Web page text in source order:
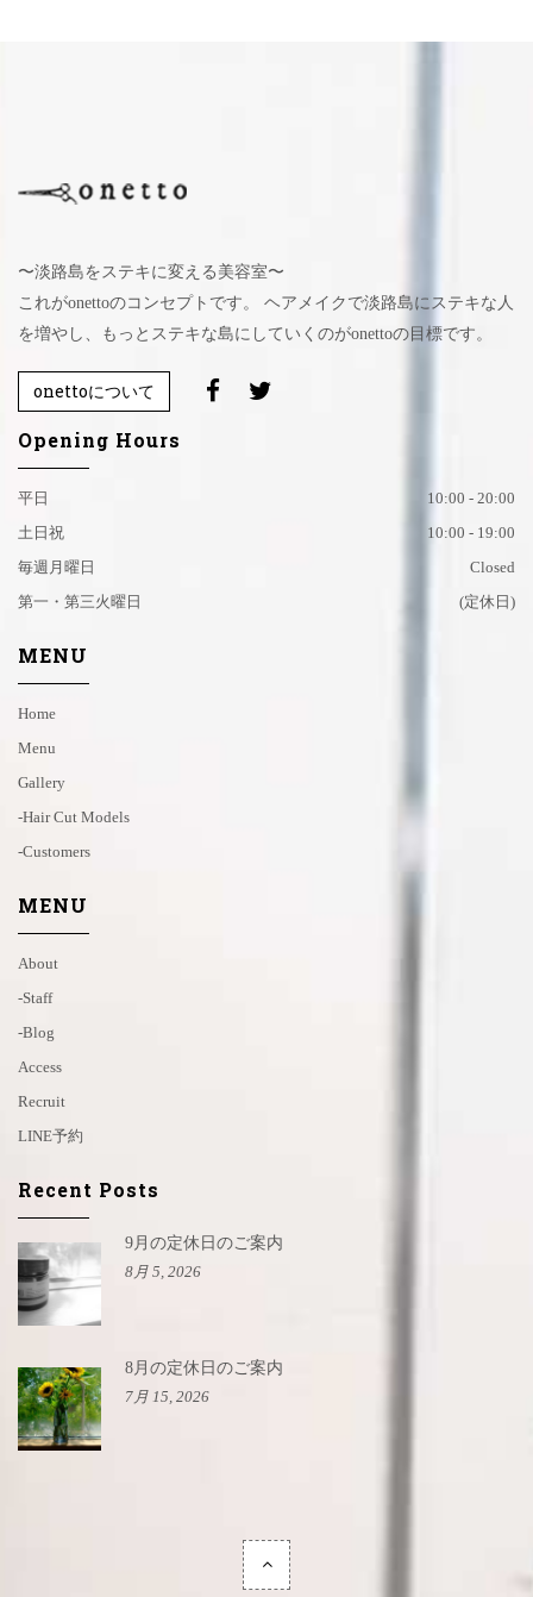
〜淡路島をステキに変える美容室〜
これがonettoのコンセプトです。 ヘアメイクで淡路島にステキな人
を増やし、もっとステキな島にしていくのがonettoの目標です。
onettoについて
Opening Hours
平日
10:00 - 20:00
土日祝
10:00 - 19:00
毎週月曜日
Closed
第一・第三火曜日
(定休日)
MENU
Home
Menu
Gallery
-hair Cut Models
-customers
MENU
About
-staff
-blog
Access
Recruit
LINE予約
Recent Posts
9月の定休日のご案内
8月 5, 2026
8月の定休日のご案内
7月 15, 2026